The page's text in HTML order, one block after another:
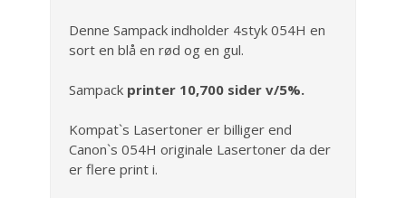
Denne Sampack indholder 4styk 054H en
sort en blå en rød og en gul.
Sampack printer 10,700 sider v/5%.
Kompat`s Lasertoner er billiger end
Canon`s 054H originale Lasertoner da der
er flere print i.